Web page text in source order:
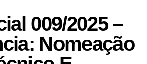
009/2025 –
Nomeação